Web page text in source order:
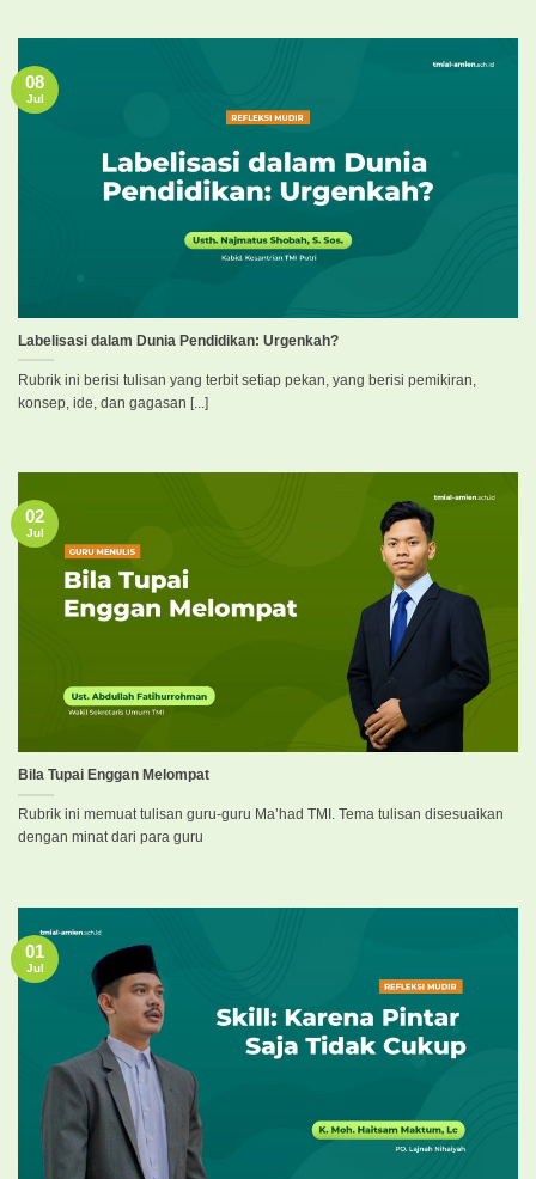
Labelisasi dalam Dunia Pendidikan: Urgenkah?
Rubrik ini berisi tulisan yang terbit setiap pekan, yang berisi pemikiran,
konsep, ide, dan gagasan [...]
08
Jul
Bila Tupai Enggan Melompat
Rubrik ini memuat tulisan guru-guru Ma’had TMI. Tema tulisan disesuaikan
dengan minat dari para guru
02
Jul
01
Jul